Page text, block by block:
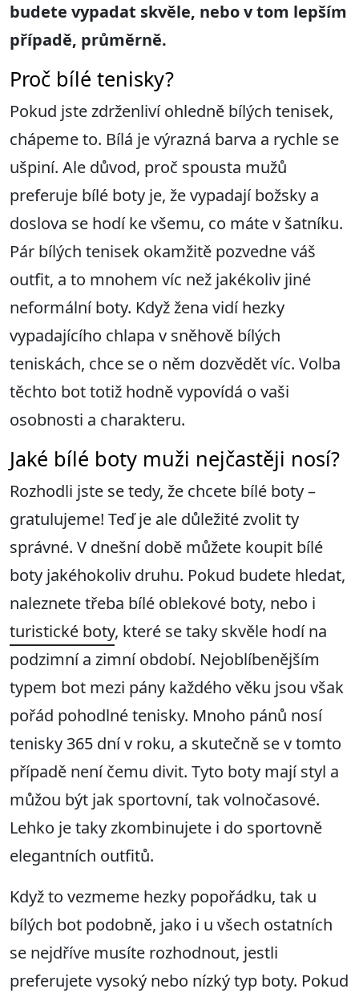
budete vypadat skvěle, nebo v tom lepším
případě, průměrně.
Proč bílé tenisky?
Pokud jste zdrženliví ohledně bílých tenisek,
chápeme to. Bílá je výrazná barva a rychle se
ušpiní. Ale důvod, proč spousta mužů
preferuje bílé boty je, že vypadají božsky a
doslova se hodí ke všemu, co máte v šatníku.
Pár bílých tenisek okamžitě pozvedne váš
outfit, a to mnohem víc než jakékoliv jiné
neformální boty. Když žena vidí hezky
vypadajícího chlapa v sněhově bílých
teniskách, chce se o něm dozvědět víc. Volba
těchto bot totiž hodně vypovídá o vaši
osobnosti a charakteru.
Jaké bílé boty muži nejčastěji nosí?
Rozhodli jste se tedy, že chcete bílé boty –
gratulujeme! Teď je ale důležité zvolit ty
správné. V dnešní době můžete koupit bílé
boty jakéhokoliv druhu. Pokud budete hledat,
naleznete třeba bílé oblekové boty, nebo i
turistické boty, které se taky skvěle hodí na
podzimní a zimní období. Nejoblíbenějším
typem bot mezi pány každého věku jsou však
pořád pohodlné tenisky. Mnoho pánů nosí
tenisky 365 dní v roku, a skutečně se v tomto
případě není čemu divit. Tyto boty mají styl a
můžou být jak sportovní, tak volnočasové.
Lehko je taky zkombinujete i do sportovně
elegantních outfitů.
Když to vezmeme hezky popořádku, tak u
bílých bot podobně, jako i u všech ostatních
se nejdříve musíte rozhodnout, jestli
preferujetevysoký nebo nízkýtyp boty. Pokud